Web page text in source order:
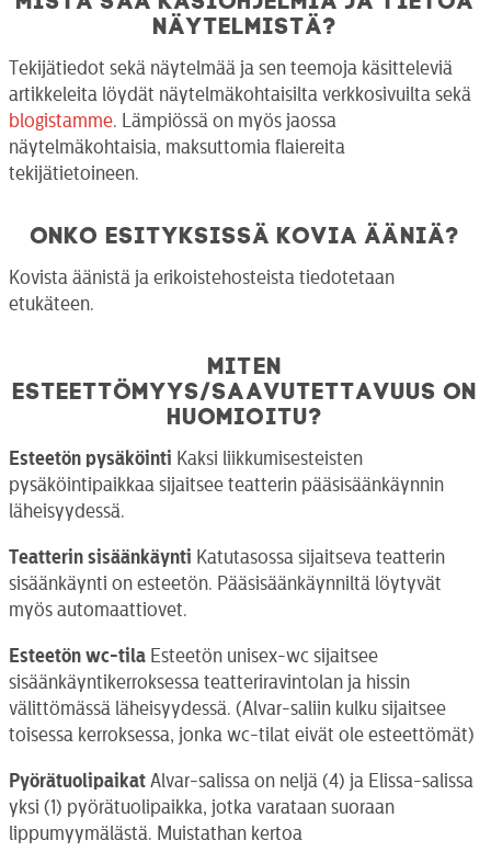
näytelmistä?
Tekijätiedot sekä näytelmää ja sen teemoja käsitteleviä
artikkeleita löydät näytelmäkohtaisilta verkkosivuilta sekä
blogistamme. Lämpiössä on myös jaossa
näytelmäkohtaisia, maksuttomia flaiereita
tekijätietoineen.
Onko esityksissä kovia ääniä?
Kovista äänistä ja erikoistehosteista tiedotetaan
etukäteen.
Miten
esteettömyys/saavutettavuus on
huomioitu?
Esteetön pysäköinti Kaksi liikkumisesteisten
pysäköintipaikkaa sijaitsee teatterin pääsisäänkäynnin
läheisyydessä.
Teatterin sisäänkäynti Katutasossa sijaitseva teatterin
sisäänkäynti on esteetön. Pääsisäänkäynniltä löytyvät
myös automaattiovet.
Esteetön wc-tila Esteetön unisex-wc sijaitsee
sisäänkäyntikerroksessa teatteriravintolan ja hissin
välittömässä läheisyydessä. (Alvar-saliin kulku sijaitsee
toisessa kerroksessa, jonka wc-tilat eivät ole esteettömät)
Pyörätuolipaikat Alvar-salissa on neljä (4) ja Elissa-salissa
yksi (1) pyörätuolipaikka, jotka varataan suoraan
lippumyymälästä. Muistathan kertoa